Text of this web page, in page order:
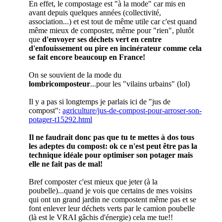
En effet, le compostage est "à la mode" car mis en
avant depuis quelques années (collectivité,
association...) et est tout de même utile car c'est quand
même mieux de composter, même pour "rien", plutôt
que d'envoyer ses déchets vert en centre
d'enfouissement ou pire en incinérateur comme cela
se fait encore beaucoup en France!
On se souvient de la mode du
lombricomposteur...pour les "vilains urbains" (lol)
Il y a pas si longtemps je parlais ici de "jus de
compost": agriculture/jus-de-compost-pour-arroser-son-
potager-t15292.html
Il ne faudrait donc pas que tu te mettes à dos tous
les adeptes du compost: ok ce n'est peut être pas la
technique idéale pour optimiser son potager mais
elle ne fait pas de mal!
Bref composter c'est mieux que jeter (à la
poubelle)...quand je vois que certains de mes voisins
qui ont un grand jardin ne compostent même pas et se
font enlever leur déchets verts par le camion poubelle
(là est le VRAI gâchis d'énergie) cela me tue!!